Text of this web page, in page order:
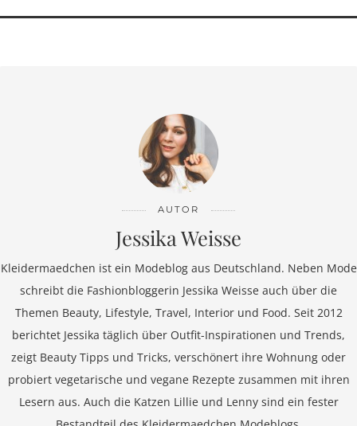
AUTOR
Jessika Weisse
Kleidermaedchen ist ein Modeblog aus Deutschland. Neben Mode
schreibt die Fashionbloggerin Jessika Weisse auch über die
Themen Beauty, Lifestyle, Travel, Interior und Food. Seit 2012
berichtet Jessika täglich über Outfit-Inspirationen und Trends,
zeigt Beauty Tipps und Tricks, verschönert ihre Wohnung oder
probiert vegetarische und vegane Rezepte zusammen mit ihren
Lesern aus. Auch die Katzen Lillie und Lenny sind ein fester